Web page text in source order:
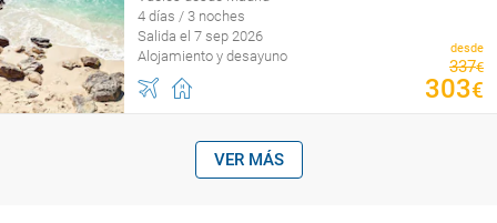
4 días / 3 noches
Salida el 7 sep 2026
Alojamiento y desayuno
desde
337€
303€
VER MÁS